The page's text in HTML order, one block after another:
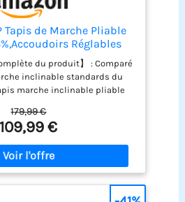
Tapis de Marche Pliable
Réglables
du produit】 : Comparé
inclinable standards du
marche inclinable pliable
un moteur sans balais de 3.0
km/h), un plateau (2 couches)
(6 couches). Il dispose
ajustables pour plus
son panneau LED intuitif et
ce tapis roulant
d’entraîner efficacement et
179,99 €
109,99 €